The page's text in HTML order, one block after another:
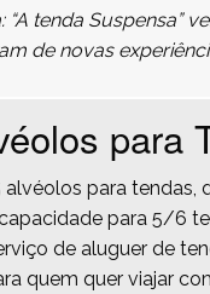
“A tenda Suspensa”
de novas
para
alvéolos para tendas,
para 5/6
de aluguer de
quem quer viajar